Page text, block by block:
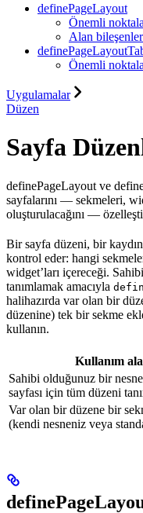
definePageLayout
Önemli
Alan
Önemli
Uygulamalar
Düzen
Sayfa
definePageLayout ve
sayfalarını — sekmeleri,
oluşturulacağını —
Bir sayfa düzeni, bir kaydın
kontrol eder: hangi
widget’ları içereceği.
tanımlamak amacıyla
halihazırda var olan bir
düzenine) tek bir sekme
kullanın.
Kullanım
Sahibi olduğunuz bir
sayfası için tüm düzeni
Var olan bir düzene bir
(kendi nesneniz veya